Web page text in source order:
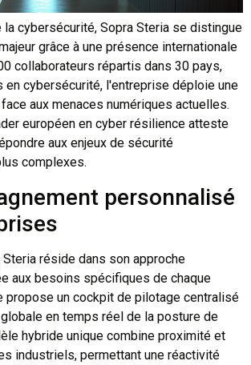
la cybersécurité, Sopra Steria se distingue
grâce à une présence internationale
collaborateurs répartis dans 30 pays,
en cybersécurité, l'entreprise déploie une
aux menaces numériques actuelles.
européen en cyber résilience atteste
aux enjeux de sécurité
complexes.
personnalisé
réside dans son approche
aux besoins spécifiques de chaque
propose un cockpit de pilotage centralisé
en temps réel de la posture de
hybride unique combine proximité et
industriels, permettant une réactivité